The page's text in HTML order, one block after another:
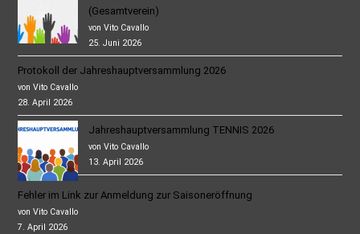
(Gesamtverein)
von Vito Cavallo
25. Juni 2026
Protokoll der Jahreshauptversammlung 2026
von Vito Cavallo
28. April 2026
Jahreshauptversammlung TENNIS 2026
von Vito Cavallo
13. April 2026
Fehler im Link zur Anmeldung zur Saisoneröffnung
von Vito Cavallo
7. April 2026